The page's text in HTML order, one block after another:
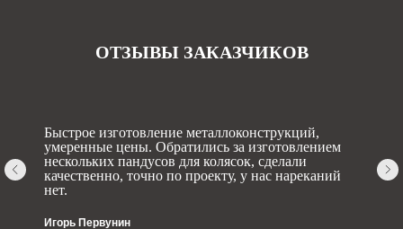
ОТЗЫВЫ ЗАКАЗЧИКОВ
Быстрое изготовление металлоконструкций,
умеренные цены. Обратились за изготовлением
нескольких пандусов для колясок, сделали
качественно, точно по проекту, у нас нареканий
нет.
Игорь Первунин